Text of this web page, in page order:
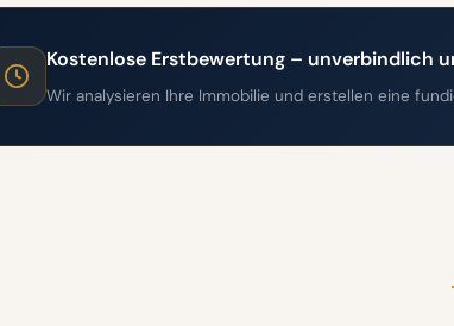
Kostenlose Erstbewertung – unverbindlich
Wir analysieren Ihre Immobilie und erstellen eine